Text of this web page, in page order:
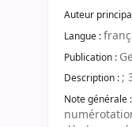
Auteur
Langue :
Publication :
Description :;
Note générale :